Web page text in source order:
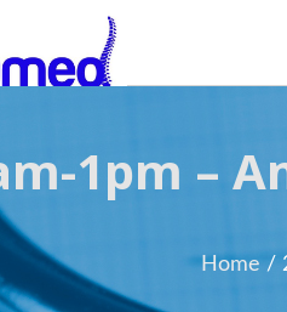
1pm –
Home/